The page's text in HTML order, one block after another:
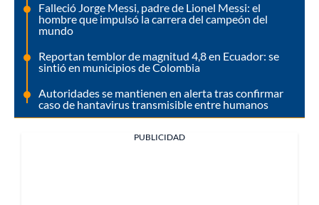
Falleció Jorge Messi, padre de Lionel Messi: el
hombre que impulsó la carrera del campeón del
mundo
Reportan temblor de magnitud 4,8 en Ecuador: se
sintió en municipios de Colombia
Autoridades se mantienen en alerta tras confirmar
caso de hantavirus transmisible entre humanos
PUBLICIDAD